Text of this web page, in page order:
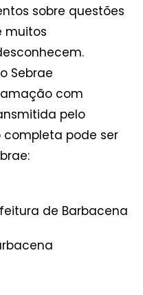
sobre questões
muitos
Sebrae
com
pelo
completa pode ser
de Barbacena